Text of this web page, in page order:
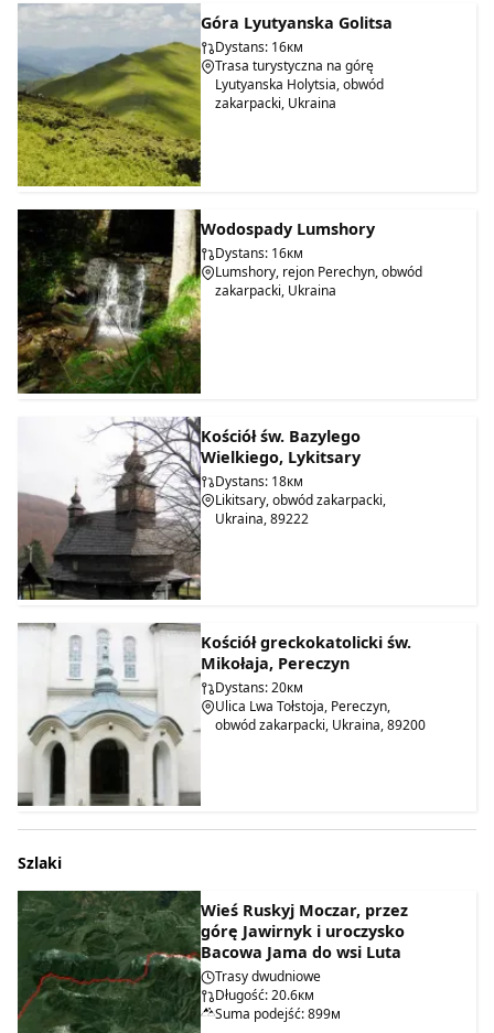
Góra Lyutyanska Golitsa
Dystans: 16км
Trasa turystyczna na górę
Lyutyanska Holytsia, obwód
zakarpacki, Ukraina
Wodospady Lumshory
Dystans: 16км
Lumshory, rejon Perechyn, obwód
zakarpacki, Ukraina
Kościół św. Bazylego
Wielkiego, Lykitsary
Dystans: 18км
Likitsary, obwód zakarpacki,
Ukraina, 89222
Kościół greckokatolicki św.
Mikołaja, Pereczyn
Dystans: 20км
Ulica Lwa Tołstoja, Pereczyn,
obwód zakarpacki, Ukraina, 89200
Szlaki
Wieś Ruskyj Moczar, przez
górę Jawirnyk i uroczysko
Bacowa Jama do wsi Luta
Trasy dwudniowe
Długość: 20.6км
Suma podejść: 899м